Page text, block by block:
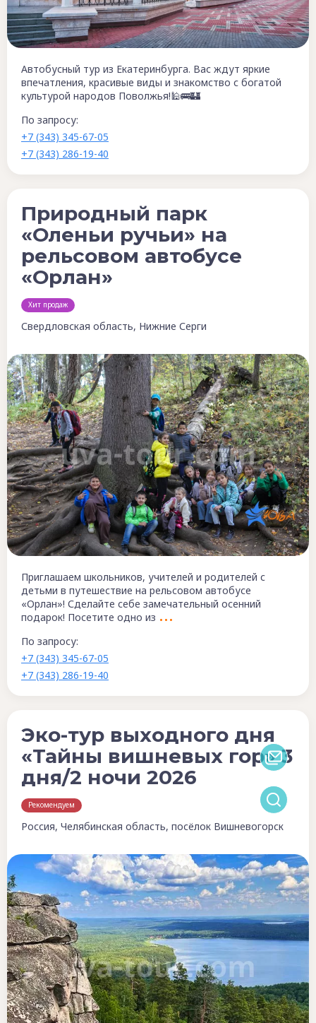
Автобусный тур из Екатеринбурга. Вас ждут яркие
впечатления, красивые виды и знакомство с богатой
культурой народов Поволжья!🕌🚌🏰
По запросу:
+7 (343) 345-67-05
+7 (343) 286-19-40
Природный парк
«Оленьи ручьи» на
рельсовом автобусе
«Орлан»
Хит продаж
Свердловская область, Нижние Серги
Приглашаем школьников, учителей и родителей с
детьми в путешествие на рельсовом автобусе
«Орлан»! Сделайте себе замечательный осенний
подарок! Посетите одно из
По запросу:
+7 (343) 345-67-05
+7 (343) 286-19-40
Эко-тур выходного дня
«Тайны вишневых гор» 3
дня/2 ночи 2026
Рекомендуем
Россия, Челябинская область, посёлок Вишневогорск